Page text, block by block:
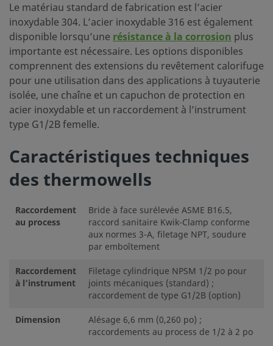
Le matériau standard de fabrication est l’acier
inoxydable 304. L’acier inoxydable 316 est également
disponible lorsqu’une résistance à la corrosion plus
importante est nécessaire. Les options disponibles
comprennent des extensions du revêtement calorifuge
pour une utilisation dans des applications à tuyauterie
isolée, une chaîne et un capuchon de protection en
acier inoxydable et un raccordement à l’instrument
type G1/2B femelle.
Caractéristiques techniques
des thermowells
Raccordement
au process
Bride à face surélevée ASME B16.5,
raccord sanitaire Kwik-Clamp conforme
aux normes 3-A, filetage NPT, soudure
par emboîtement
Raccordement
à l’instrument
Filetage cylindrique NPSM 1/2 po pour
joints mécaniques (standard) ;
raccordement de type G1/2B (option)
Dimension
Alésage 6,6 mm (0,260 po) ;
raccordements au process de 1/2 à 2 po